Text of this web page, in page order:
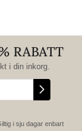
RABATT
i din inkorg.
i sju dagar enbart